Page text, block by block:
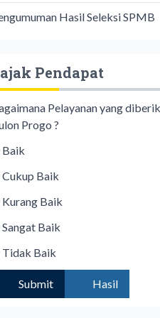
Hasil Seleksi SPMB
Pendapat
Pelayanan yang
Progo ?
Baik
Cukup Baik
Kurang Baik
Sangat Baik
Tidak Baik
Submit Hasil